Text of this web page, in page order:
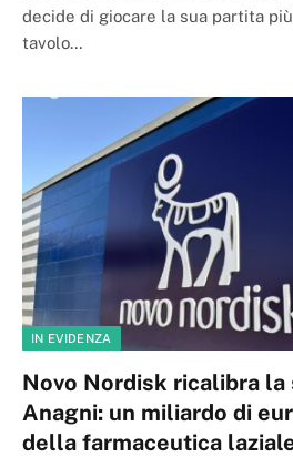
decide di giocare la sua partita
tavolo…
IN EVIDENZA
Novo Nordisk ricalibra la
Anagni: un miliardo di
della farmaceutica